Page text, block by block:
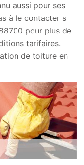
aussi pour ses
à le contacter si
pour plus de
tarifaires.
de toiture en